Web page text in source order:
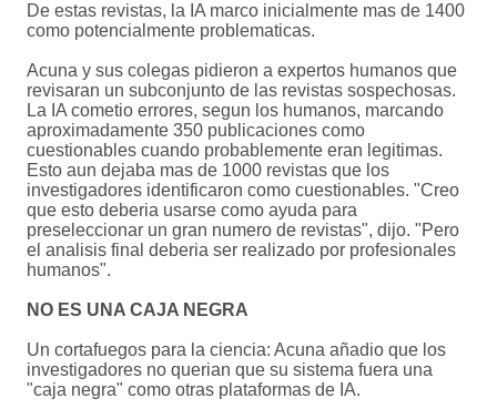
De estas revistas, la IA marco inicialmente mas de 1400
como potencialmente problematicas.
Acuna y sus colegas pidieron a expertos humanos que
revisaran un subconjunto de las revistas sospechosas.
La IA cometio errores, segun los humanos, marcando
aproximadamente 350 publicaciones como
cuestionables cuando probablemente eran legitimas.
Esto aun dejaba mas de 1000 revistas que los
investigadores identificaron como cuestionables. "Creo
que esto deberia usarse como ayuda para
preseleccionar un gran numero de revistas", dijo. "Pero
el analisis final deberia ser realizado por profesionales
humanos".
NO ES UNA CAJA NEGRA
Un cortafuegos para la ciencia: Acuna añadio que los
investigadores no querian que su sistema fuera una
"caja negra" como otras plataformas de IA.